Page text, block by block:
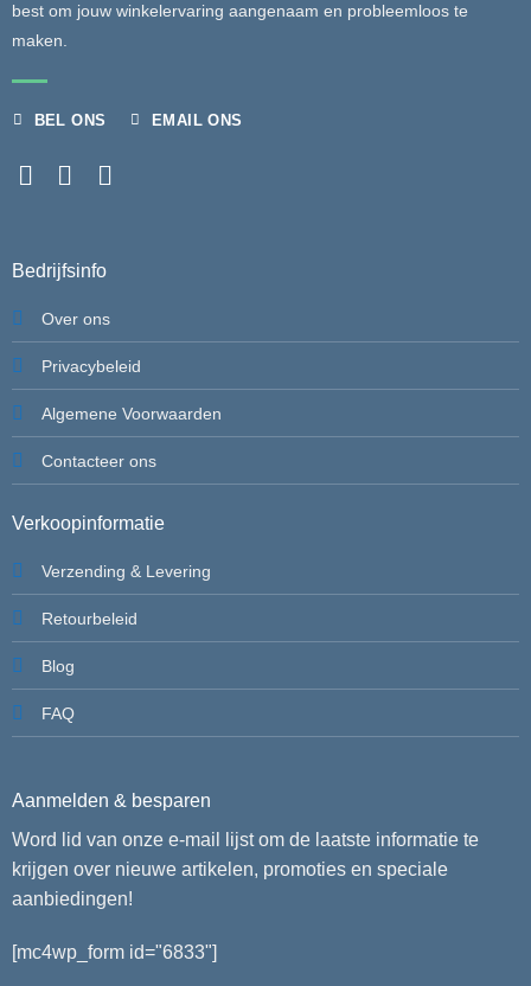
best om jouw winkelervaring aangenaam en probleemloos te
maken.
BEL ONS EMAIL ONS
Bedrijfsinfo
Over ons
Privacybeleid
Algemene Voorwaarden
Contacteer ons
Verkoopinformatie
Verzending & Levering
Retourbeleid
Blog
FAQ
Aanmelden & besparen
Word lid van onze e-mail lijst om de laatste informatie te
krijgen over nieuwe artikelen, promoties en speciale
aanbiedingen!
[mc4wp_form id="6833"]